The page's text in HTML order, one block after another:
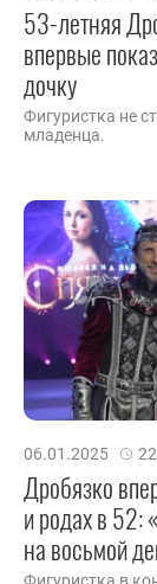
53-летняя
впервые
дочку
Фигуристка не
младенца.
06.01.2025
Дробязко
и родах в 52:
на восьмой